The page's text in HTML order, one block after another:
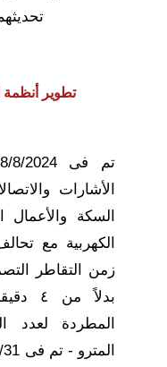
تحديثهم لمدة 120
تطوير أنظمة
الأشارات
السكة والأعمال
الكهربية مع
بدلاً
المطردة لعدد